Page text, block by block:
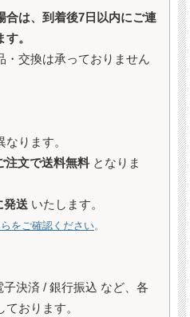
合は、到着後7日以内にご連
。
・交換は承っておりません
ります。
注文で送料無料 となりま
発送 いたします。
をご確認ください。
決済 / 銀行振込 など、各
おります。